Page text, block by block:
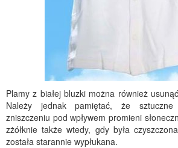
Plamy z białej bluzki można również
Należy jednak pamiętać, że
zniszczeniu pod wpływem promieni
zżółknie także wtedy, gdy była
została starannie wypłukana.